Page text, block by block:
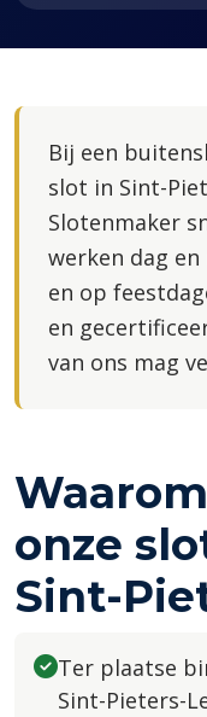
Bij een
slot in Sint-
Slotenmaker
werken dag
en op
en
van ons mag
onze
Sint-
Ter plaatse
Sint-Pieters-